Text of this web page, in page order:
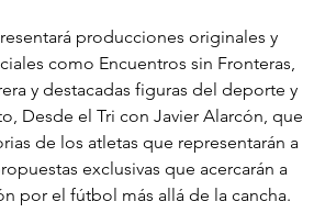
producciones originales y
como Encuentros sin Fronteras,
y destacadas figuras del deporte y
Desde el Tri con Javier Alarcón, que
de los atletas que representarán a
exclusivas que acercarán a
por el fútbol más allá de la cancha.